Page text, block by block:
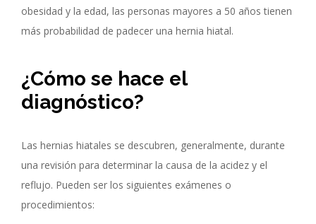
obesidad y la edad, las personas mayores a 50 años tienen
más probabilidad de padecer una hernia hiatal.
¿Cómo se hace el
diagnóstico?
Las hernias hiatales se descubren, generalmente, durante
una revisión para determinar la causa de la acidez y el
reflujo. Pueden ser los siguientes exámenes o
procedimientos: